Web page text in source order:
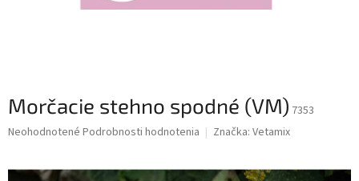
Morčacie stehno spodné (VM) 7353
Priemerné
Neohodnotené Podrobnosti hodnotenia Značka: Vetamix